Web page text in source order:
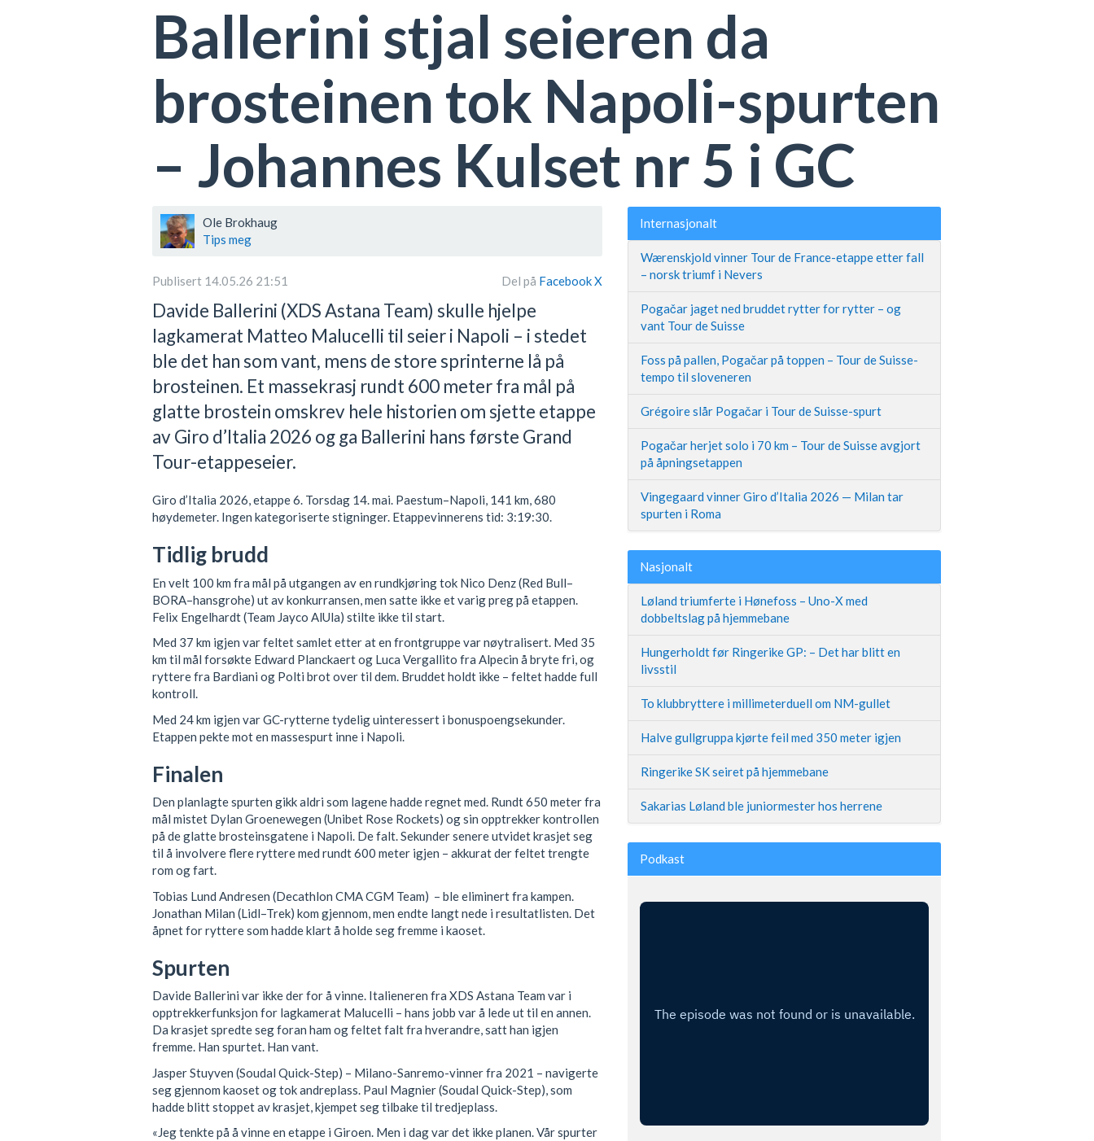
Ballerini stjal seieren da
brosteinen tok Napoli-spurten
– Johannes Kulset nr 5 i GC
Ole Brokhaug
Tips meg
Publisert 14.05.26 21:51 Del på FacebookX
Davide Ballerini (XDS Astana Team) skulle hjelpe
lagkamerat Matteo Malucelli til seier i Napoli – i stedet
ble det han som vant, mens de store sprinterne lå på
brosteinen. Et massekrasj rundt 600 meter fra mål på
glatte brostein omskrev hele historien om sjette etappe
av Giro d’Italia 2026 og ga Ballerini hans første Grand
Tour-etappeseier.
Giro d’Italia 2026, etappe 6. Torsdag 14. mai. Paestum–Napoli, 141 km, 680
høydemeter. Ingen kategoriserte stigninger. Etappevinnerens tid: 3:19:30.
Tidlig brudd
En velt 100 km fra mål på utgangen av en rundkjøring tok Nico Denz (Red Bull–
BORA–hansgrohe) ut av konkurransen, men satte ikke et varig preg på etappen.
Felix Engelhardt (Team Jayco AlUla) stilte ikke til start.
Med 37 km igjen var feltet samlet etter at en frontgruppe var nøytralisert. Med 35
km til mål forsøkte Edward Planckaert og Luca Vergallito fra Alpecin å bryte fri, og
ryttere fra Bardiani og Polti brot over til dem. Bruddet holdt ikke – feltet hadde full
kontroll.
Med 24 km igjen var GC-rytterne tydelig uinteressert i bonuspoengsekunder.
Etappen pekte mot en massespurt inne i Napoli.
Finalen
Den planlagte spurten gikk aldri som lagene hadde regnet med. Rundt 650 meter fra
mål mistet Dylan Groenewegen (Unibet Rose Rockets) og sin opptrekker kontrollen
på de glatte brosteinsgatene i Napoli. De falt. Sekunder senere utvidet krasjet seg
til å involvere flere ryttere med rundt 600 meter igjen – akkurat der feltet trengte
rom og fart.
Tobias Lund Andresen (Decathlon CMA CGM Team) – ble eliminert fra kampen.
Jonathan Milan (Lidl–Trek) kom gjennom, men endte langt nede i resultatlisten. Det
åpnet for ryttere som hadde klart å holde seg fremme i kaoset.
Spurten
Davide Ballerini var ikke der for å vinne. Italieneren fra XDS Astana Team var i
opptrekkerfunksjon for lagkamerat Malucelli – hans jobb var å lede ut til en annen.
Da krasjet spredte seg foran ham og feltet falt fra hverandre, satt han igjen
fremme. Han spurtet. Han vant.
Jasper Stuyven (Soudal Quick-Step) – Milano-Sanremo-vinner fra 2021 – navigerte
seg gjennom kaoset og tok andreplass. Paul Magnier (Soudal Quick-Step), som
hadde blitt stoppet av krasjet, kjempet seg tilbake til tredjeplass.
«Jeg tenkte på å vinne en etappe i Giroen. Men i dag var det ikke planen. Vår spurter
Internasjonalt
Wærenskjold vinner Tour de France-etappe etter fall
– norsk triumf i Nevers
Pogačar jaget ned bruddet rytter for rytter – og
vant Tour de Suisse
Foss på pallen, Pogačar på toppen – Tour de Suisse-
tempo til sloveneren
Grégoire slår Pogačar i Tour de Suisse-spurt
Pogačar herjet solo i 70 km – Tour de Suisse avgjort
på åpningsetappen
Vingegaard vinner Giro d’Italia 2026 — Milan tar
spurten i Roma
Nasjonalt
Løland triumferte i Hønefoss – Uno-X med
dobbeltslag på hjemmebane
Hungerholdt før Ringerike GP: – Det har blitt en
livsstil
To klubbryttere i millimeterduell om NM-gullet
Halve gullgruppa kjørte feil med 350 meter igjen
Ringerike SK seiret på hjemmebane
Sakarias Løland ble juniormester hos herrene
Podkast